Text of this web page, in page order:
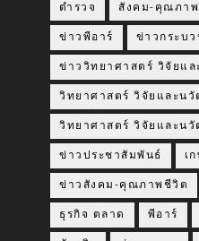
ตำรวจ สังคม-คุณภา
ข่าวพีอาร์ ข่าวกระบ
ข่าววิทยาศาสตร์ วิจัยแล
วิทยาศาสตร์ วิจัยและนวั
วิทยาศาสตร์ วิจัยและนวั
ข่าวประชาสัมพันธ์ เ
ข่าวสังคม-คุณภาพชีวิต
ธุรกิจ ตลาด พีอาร์